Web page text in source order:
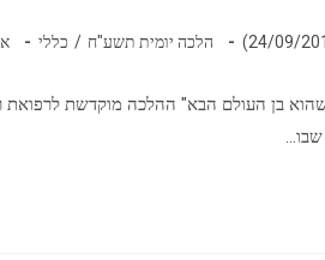
הלכה יומית תשע"ח / כללי
בן העולם הבא" ההלכה מוקדשת לרפואת
שבו…